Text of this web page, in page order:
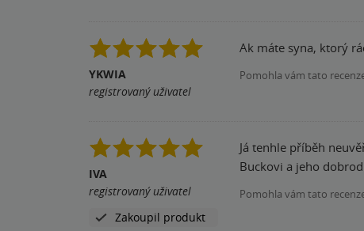
YKWIA
registrovaný uživatel
Ak máte syna, ktorý
Pomohla vám tato
IVA
registrovaný uživatel
Zakoupil produkt
Já tenhle příběh
Buckovi a jeho
Pomohla vám tato